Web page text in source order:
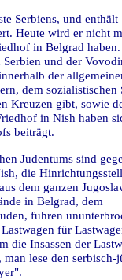
Serbiens, und enthält
Heute wird er nicht
in Belgrad
und der
der
dem sozialistischen
Kreuzen gibt, sowie
in Nish haben
beiträgt.
Judentums sind
die
dem ganzen
in Belgrad, dem
fuhren
für
die Insassen der
lese den serbisch-